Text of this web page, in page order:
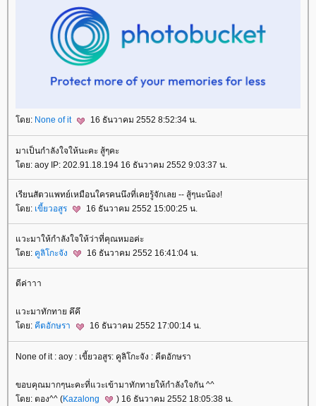
ดย: None of it 16 ธันวาคม 2552 8:52:34 น.
มาเป็นกำลังใจให้นะคะ สู้ๆคะ
ดย: aoy IP: 202.91.18.194 16 ธันวาคม 2552 9:03:37 น.
เรียนสัตวแพทย์เหมือนใครคนนึงที่เคยรู้จักเลย -- สู้ๆนะน้อง!
ดย: เขี้ยวอสูร 16 ธันวาคม 2552 15:00:25 น.
วะมาให้กำลังใจให้ว่าที่คุณหมอค่ะ
ดย: คูลิโกะจัง 16 ธันวาคม 2552 16:41:04 น.
ดีค่าาา
วะมาทักทาย คึคึ
ดย: คีตอักษรา 16 ธันวาคม 2552 17:00:14 น.
None of it : aoy : เขี้ยวอสูร: คูลิโกะจัง : คีตอักษรา
ขอบคุณมากๆนะคะที่แวะเข้ามาทักทายให้กำลังใจกัน ^^
ดย: ตอง^^ (Kazalong ) 16 ธันวาคม 2552 18:05:38 น.